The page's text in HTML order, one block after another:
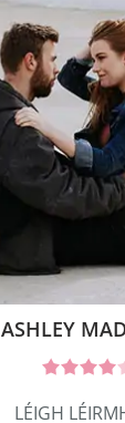
ASHLEY
LÉIGH